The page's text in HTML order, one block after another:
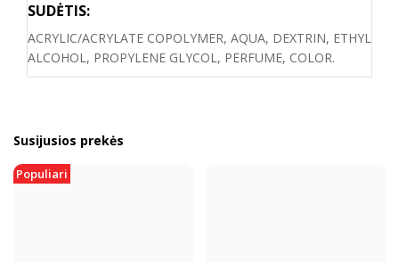
SUDĖTIS:
ACRYLIC/ACRYLATE COPOLYMER, AQUA, DEXTRIN, ETHYL
ALCOHOL, PROPYLENE GLYCOL, PERFUME, COLOR.
Susijusios prekės
Populiari